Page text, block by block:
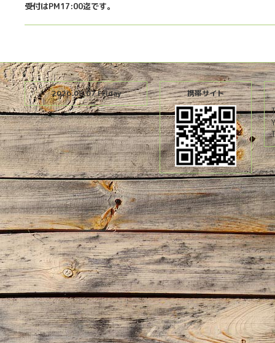
受付はPM17:00迄です。
2026.08.07 Friday 携帯サイト